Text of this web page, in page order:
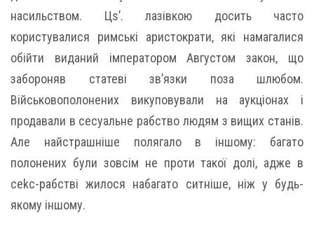
насильством. Цs’. лазівкою досить часто
користувалися римські аристократи, які намагалися
обійти виданий імператором Августом закон, що
забороняв статеві зв’язки поза шлюбом.
Військовополонених викуповували на аукціонах і
продавали в сесуальне рабство людям з вищих станів.
Але найстрашніше полягало в іншому: багато
полонених були зовсім не проти такої долі, адже в
сеkс-рабстві жилося набагато ситніше, ніж у будь-
якому іншому.